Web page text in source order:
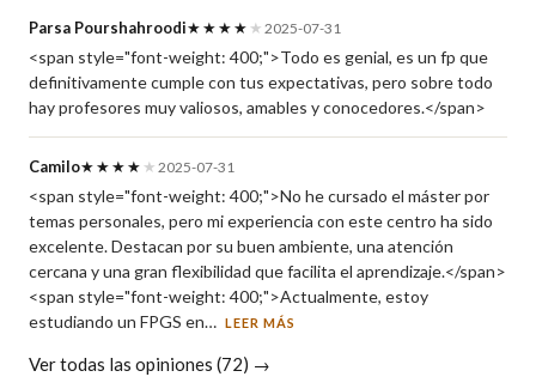
Parsa Pourshahroodi★★★★ ★ 2025-07-31
<span style="font-weight: 400;">Todo es genial, es un fp que
definitivamente cumple con tus expectativas, pero sobre todo
hay profesores muy valiosos, amables y conocedores.</span>
Camilo★★★★ ★ 2025-07-31
<span style="font-weight: 400;">No he cursado el máster por
temas personales, pero mi experiencia con este centro ha sido
excelente. Destacan por su buen ambiente, una atención
cercana y una gran flexibilidad que facilita el aprendizaje.</span>
<span style="font-weight: 400;">Actualmente, estoy
estudiando un FPGS en… LEER MÁS
Ver todas las opiniones (72) →